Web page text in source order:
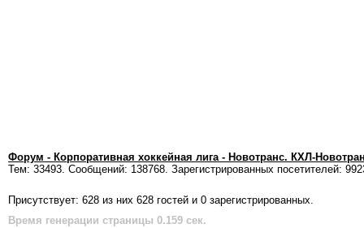
Форум - Корпоративная хоккейная лига - Новотранс. КХЛ-
Тем: 33493. Сообщений: 138768. Зарегистрированных посетителей:
Присутствует: 628 из них 628 гостей и 0 зарегистрированных.
Время генерации страницы 0.159 сек.